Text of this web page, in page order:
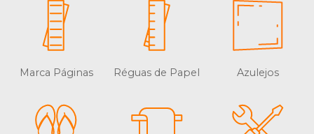
Marca Páginas Réguas de Papel Azulejos